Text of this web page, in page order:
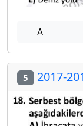
A
5 2017-